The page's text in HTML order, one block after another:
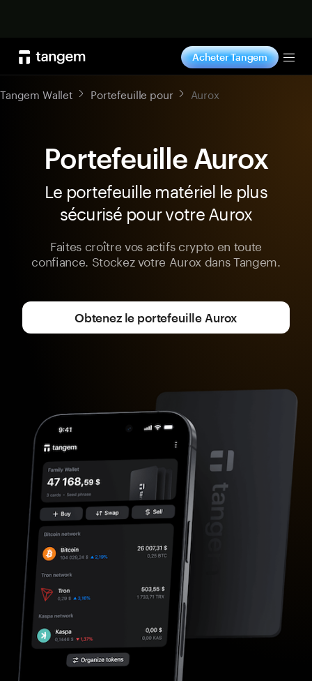
Acheter Tangem
Tangem Wallet Portefeuille pour Aurox
Portefeuille Aurox
Le portefeuille matériel le plus
sécurisé pour votre Aurox
Faites croître vos actifs crypto en toute
confiance. Stockez votre Aurox dans Tangem.
Obtenez le portefeuille Aurox